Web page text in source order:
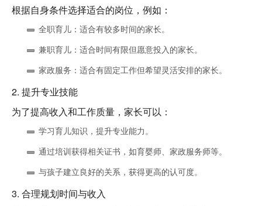
根据自身条件选择适合的岗位，例如：
全职育儿 ：适合有较多时间的家长。
兼职育儿 ：适合时间有限但愿意投入的家长。
家政服务 ：适合有固定工作但希望灵活安排的家长。
2. 提升专业技能
为了提高收入和工作质量，家长可以：
学习育儿知识，提升专业能力。
通过培训获得相关证书，如育婴师、家政服务师等。
与孩子建立良好的关系，获得更高的认可度。
3. 合理规划时间与收入